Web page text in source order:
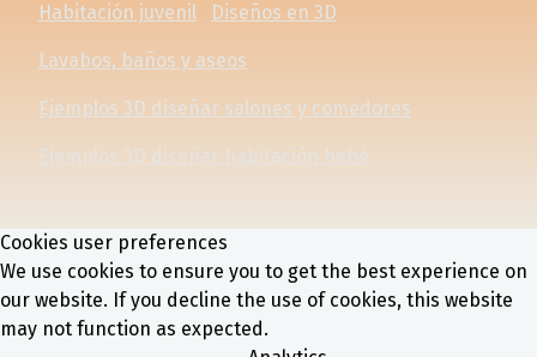
Habitación juvenil Diseños en 3D
Lavabos, baños y aseos
Ejemplos 3D diseñar salones y comedores
Ejemplos 3D diseñar habitación bebé
Cookies user preferences
We use cookies to ensure you to get the best experience on
our website. If you decline the use of cookies, this website
may not function as expected.